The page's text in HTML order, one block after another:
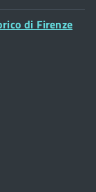
di Firenze